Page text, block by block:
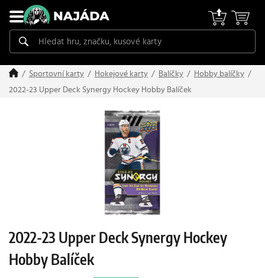
Sportovní karty Hokejové karty Balíčky
Hobby balíčky
2022-23 Upper Deck Synergy Hockey Hobby Balíček
2022-23 Upper Deck Synergy Hockey
Hobby Balíček